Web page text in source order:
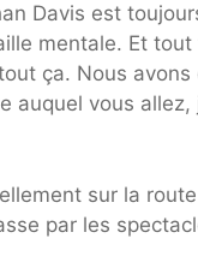
Davis est
mentale. Et tout
ça. Nous
auquel vous
sur la
par les